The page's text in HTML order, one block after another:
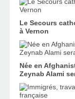
Le Secours
à Vernon
Née en
Zeynab Alami